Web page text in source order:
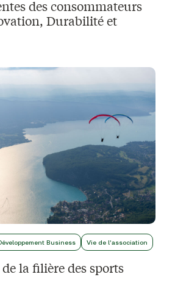
des consommateurs
Durabilité et
Business Vie de l'association
de la filière des sports